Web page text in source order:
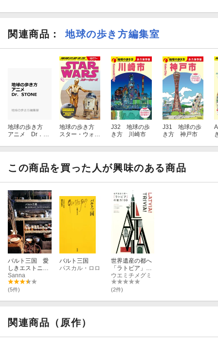
関連商品 ： 地球の歩き方編集室
地球の歩き方
アニメ Dr．ST
地球の歩き方
スター・ウォー
J32 地球の歩
き方 川崎市
J31 地球の歩
き方 神戸市
この商品を買った人が興味のある商品
バルト三国 愛
しきエストニ
ア、ラトビア、
リトアニアへ
Sanna
(5件)
バルト三国
パスカル・ロロ
世界遺産の都へ
「ラトビア」の
魅力100
ウエミチメグミ
(2件)
関連商品（原作）